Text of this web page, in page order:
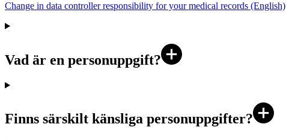
Change in data controller responsibility for your medical records (English)
Vad är en personuppgift?
Finns särskilt känsliga personuppgifter?